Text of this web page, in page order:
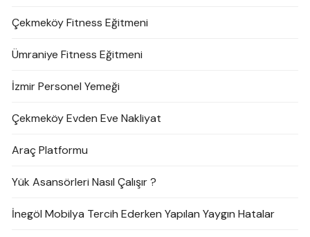
Çekmeköy Fitness Eğitmeni
Ümraniye Fitness Eğitmeni
İzmir Personel Yemeği
Çekmeköy Evden Eve Nakliyat
Araç Platformu
Yük Asansörleri Nasıl Çalışır ?
İnegöl Mobilya Tercih Ederken Yapılan Yaygın Hatalar